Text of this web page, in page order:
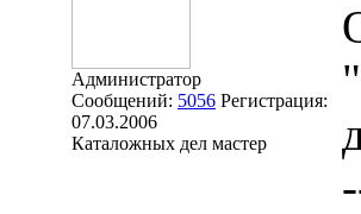
Администратор
Сообщений: 5056 Регистрация:
07.03.2006
Каталожных дел мастер